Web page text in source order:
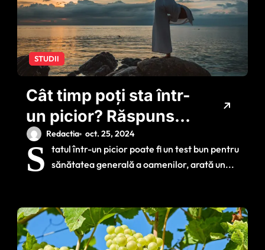
STUDII
Cât timp poți sta într-
un picior? Răspunsul
îți reflectă vârsta și
starea de sănătate
Redactia oct. 25, 2024
S tatul într-un picior poate fi un test bun pentru
sănătatea generală a oamenilor, arată un...